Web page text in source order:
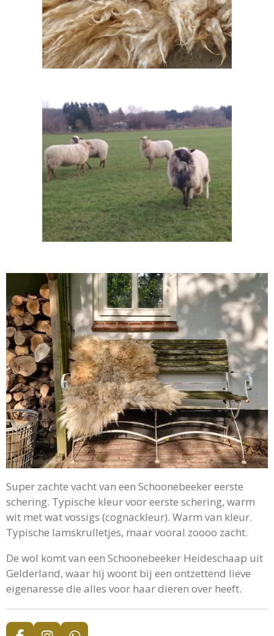
Super zachte vacht van een Schoonebeeker eerste
schering. Typische kleur voor eerste schering, warm
wit met wat vossigs (cognackleur). Warm van kleur.
Typische lamskrulletjes, maar vooral zoooo zacht.
De wol komt van een Schoonebeeker Heideschaap uit
Gelderland, waar hij woont bij een ontzettend lieve
eigenaresse die alles voor haar dieren over heeft.